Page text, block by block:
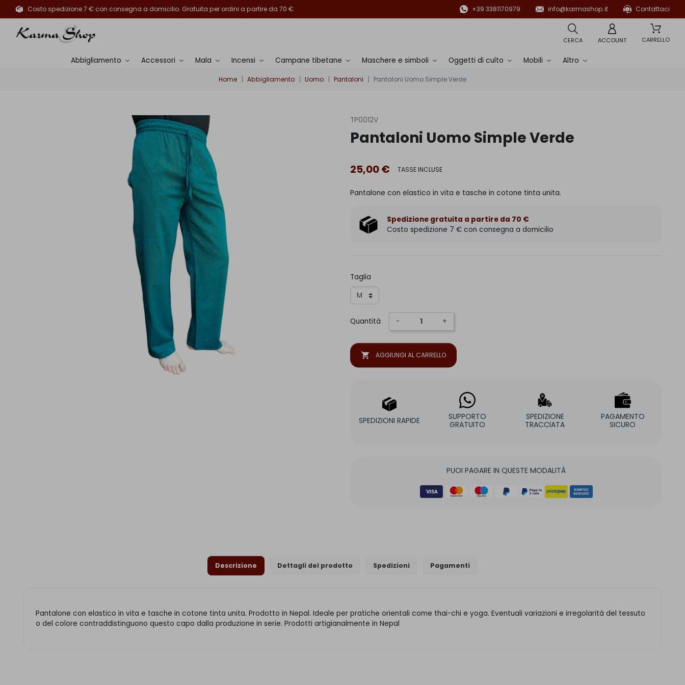
Costo spedizione 7 € con consegna a domicilio. Gratuita per ordini a partire da 70 € +39 3381170979 info@karmashop.it Contattaci
CERCA ACCOUNT CARRELLO
Abbigliamento Accessori Mala Incensi Campane tibetane Maschere e simboli Oggetti di culto Mobili Altro
Home Abbigliamento Uomo Pantaloni Pantaloni Uomo Simple Verde
TP0012V
Pantaloni Uomo Simple Verde
25,00 € TASSE INCLUSE
Pantalone con elastico in vita e tasche in cotone tinta unita.
Spedizione gratuita a partire da 70 €
Costo spedizione 7 € con consegna a domicilio
Taglia
Quantità - +
shopping_cart AGGIUNGI AL CARRELLO
SPEDIZIONI RAPIDE
SUPPORTO
GRATUITO
SPEDIZIONE
TRACCIATA
PAGAMENTO
SICURO
PUOI PAGARE IN QUESTE MODALITÀ
Descrizione Dettagli del prodotto Spedizioni Pagamenti
Pantalone con elastico in vita e tasche in cotone tinta unita. Prodotto in Nepal. Ideale per pratiche orientali come thai-chi e yoga. Eventuali variazioni e irregolarità del tessuto
o del colore contraddistinguono questo capo dalla produzione in serie. Prodotti artigianalmente in Nepal